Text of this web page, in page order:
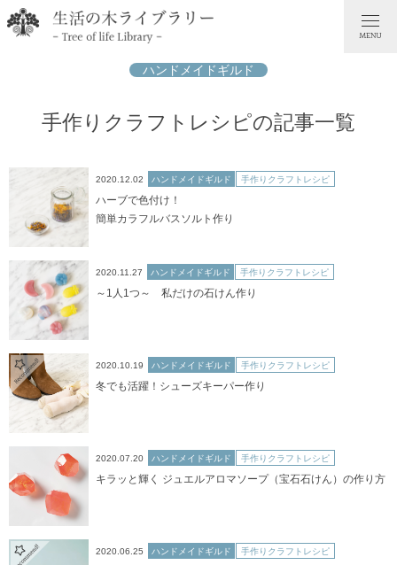
ハンドメイドギルド
手作りクラフトレシピの記事一覧
2020.12.02 ハンドメイドギルド 手作りクラフトレシピ
ハーブで色付け！
簡単カラフルバスソルト作り
2020.11.27 ハンドメイドギルド 手作りクラフトレシピ
～1人1つ～ 私だけの石けん作り
2020.10.19 ハンドメイドギルド 手作りクラフトレシピ
冬でも活躍！シューズキーパー作り
2020.07.20 ハンドメイドギルド 手作りクラフトレシピ
キラッと輝く ジュエルアロマソープ（宝石石けん）の作り方
2020.06.25 ハンドメイドギルド 手作りクラフトレシピ